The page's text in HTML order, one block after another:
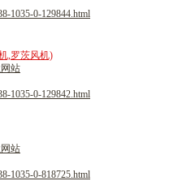
1035-0-129844.html
,罗茨风机)
站
1035-0-129842.html
站
1035-0-818725.html